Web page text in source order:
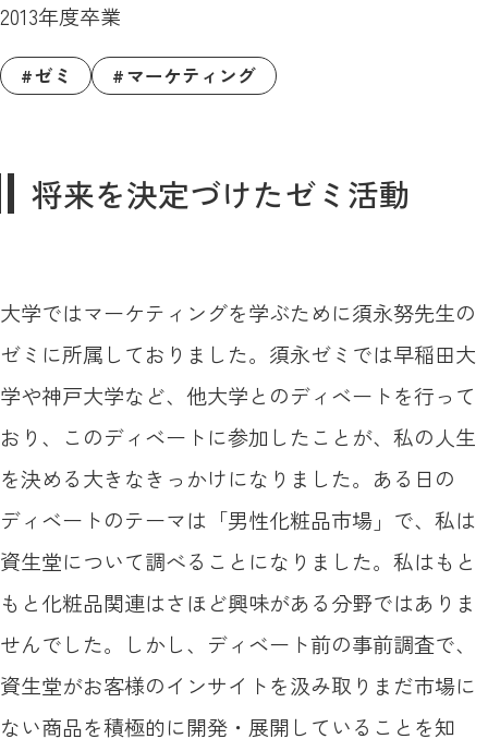
2013年度卒業
ゼミ マーケティング
将来を決定づけたゼミ活動
大学ではマーケティングを学ぶために須永努先生の
ゼミに所属しておりました。須永ゼミでは早稲田大
学や神戸大学など、他大学とのディベートを行って
おり、このディベートに参加したことが、私の人生
を決める大きなきっかけになりました。ある日の
ディベートのテーマは「男性化粧品市場」で、私は
資生堂について調べることになりました。私はもと
もと化粧品関連はさほど興味がある分野ではありま
せんでした。しかし、ディベート前の事前調査で、
資生堂がお客様のインサイトを汲み取りまだ市場に
ない商品を積極的に開発・展開していることを知